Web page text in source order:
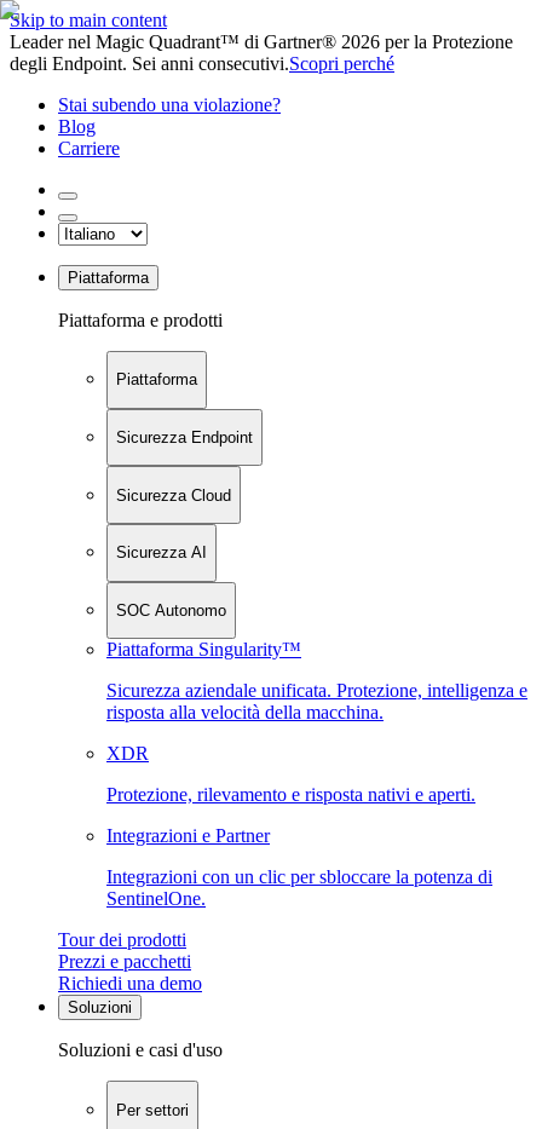
Skip to main content
Leader nel Magic Quadrant™ di Gartner® 2026 per la Protezione
degli Endpoint. Sei anni consecutivi.Scopri perché
Stai subendo una violazione?
Blog
Carriere
Piattaforma
Piattaforma e prodotti
Piattaforma
Sicurezza Endpoint
Sicurezza Cloud
Sicurezza AI
SOC Autonomo
Piattaforma Singularity™
Sicurezza aziendale unificata. Protezione, intelligenza e
risposta alla velocità della macchina.
XDR
Protezione, rilevamento e risposta nativi e aperti.
Integrazioni e Partner
Integrazioni con un clic per sbloccare la potenza di
SentinelOne.
Tour dei prodotti
Prezzi e pacchetti
Richiedi una demo
Soluzioni
Soluzioni e casi d'uso
Per settori